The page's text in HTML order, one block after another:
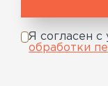
Я согласен с
обработки